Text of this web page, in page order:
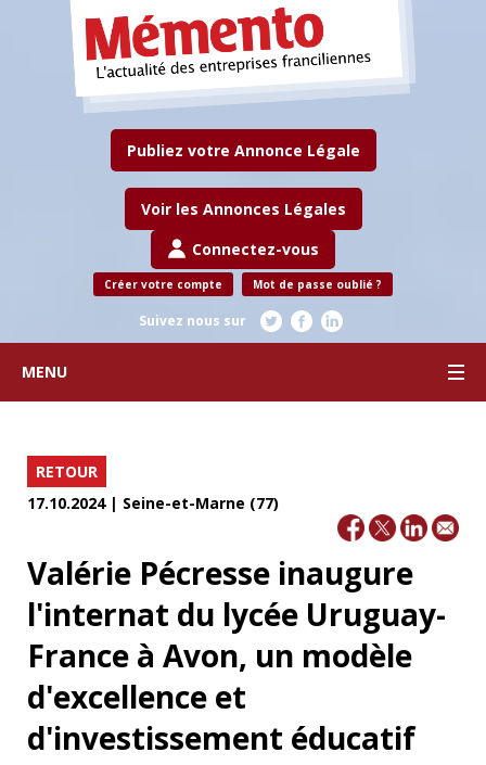
Publiez votre Annonce Légale
Voir les Annonces Légales
Connectez-vous
Créer votre compte Mot de passe oublié ?
Suivez nous sur
MENU
RETOUR
17.10.2024 | Seine-et-Marne (77)
Valérie Pécresse inaugure
l'internat du lycée Uruguay-
France à Avon, un modèle
d'excellence et
d'investissement éducatif